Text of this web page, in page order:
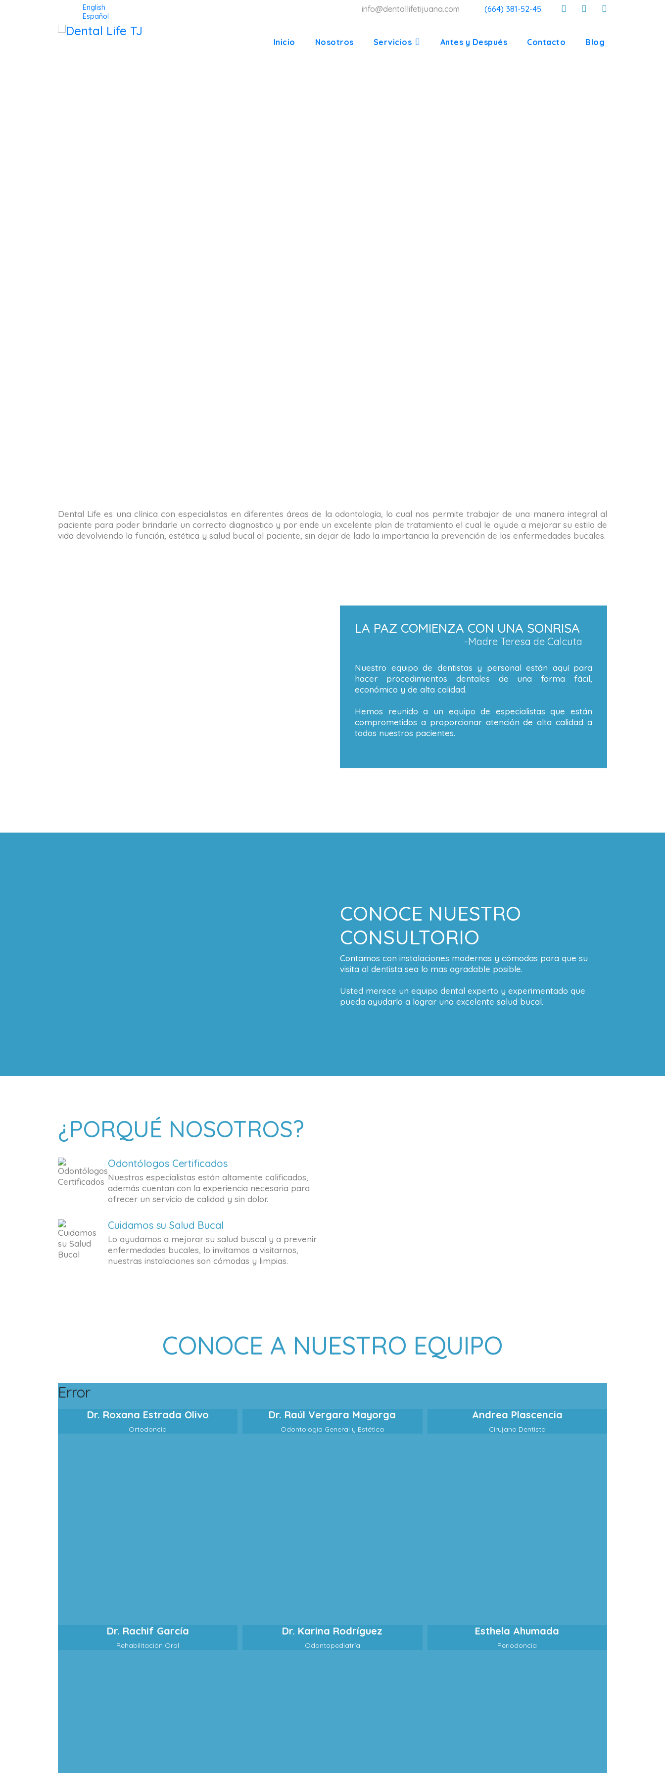
English
Español
info@dentallifetijuana.com (664) 381-52-45
Inicio Nosotros Servicios Antes y Después Contacto Blog
Dental Life es una clínica con especialistas en diferentes áreas de la odontología, lo cual nos permite trabajar de una manera integral al
paciente para poder brindarle un correcto diagnostico y por ende un excelente plan de tratamiento el cual le ayude a mejorar su estilo de
vida devolviendo la función, estética y salud bucal al paciente, sin dejar de lado la importancia la prevención de las enfermedades bucales.
LA PAZ COMIENZA CON UNA SONRISA
-Madre Teresa de Calcuta
Nuestro equipo de dentistas y personal están aquí para
hacer procedimientos dentales de una forma fácil,
económico y de alta calidad.
Hemos reunido a un equipo de especialistas que están
comprometidos a proporcionar atención de alta calidad a
todos nuestros pacientes.
CONOCE NUESTRO
CONSULTORIO
Contamos con instalaciones modernas y cómodas para que su
visita al dentista sea lo mas agradable posible.
Usted merece un equipo dental experto y experimentado que
pueda ayudarlo a lograr una excelente salud bucal.
¿PORQUÉ NOSOTROS?
Odontólogos Certificados
Nuestros especialistas están altamente calificados,
además cuentan con la experiencia necesaria para
ofrecer un servicio de calidad y sin dolor.
Cuidamos su Salud Bucal
Lo ayudamos a mejorar su salud buscal y a prevenir
enfermedades bucales, lo invitamos a visitarnos,
nuestras instalaciones son cómodas y limpias.
CONOCE A NUESTRO EQUIPO
Error
Dr. Roxana Estrada Olivo
Ortodoncia
Dr. Raúl Vergara Mayorga
Odontología General y Estética
Andrea Plascencia
Cirujano Dentista
Dr. Rachif García
Rehabilitación Oral
Dr. Karina Rodríguez
Odontopediatría
Esthela Ahumada
Periodoncia